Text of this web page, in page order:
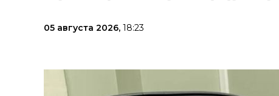
05 августа 2026, 18:23